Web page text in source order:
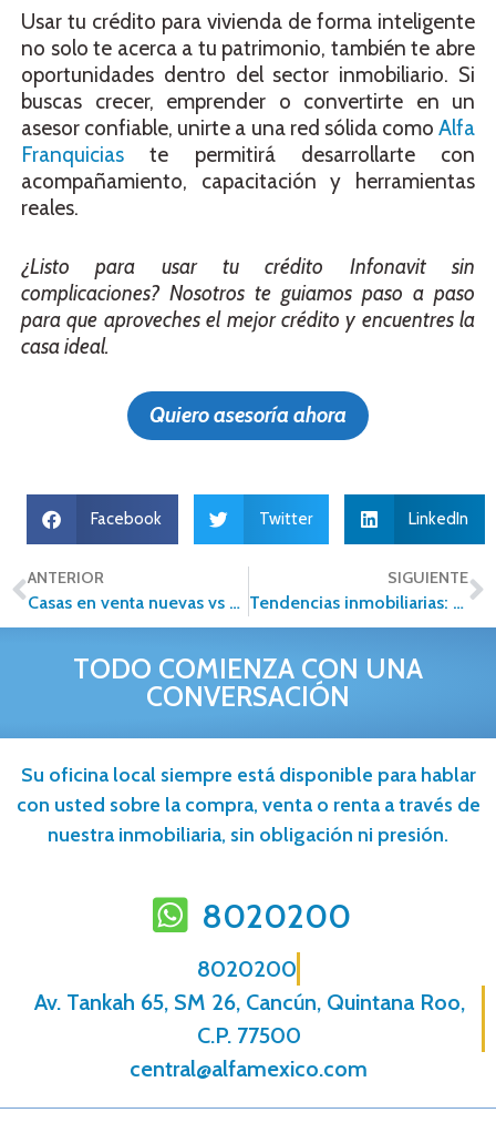
Usar tu crédito para vivienda de forma inteligente
no solo te acerca a tu patrimonio, también te abre
oportunidades dentro del sector inmobiliario. Si
buscas crecer, emprender o convertirte en un
asesor confiable, unirte a una red sólida como Alfa
Franquicias te permitirá desarrollarte con
acompañamiento, capacitación y herramientas
reales.
¿Listo para usar tu crédito Infonavit sin
complicaciones? Nosotros te guiamos paso a paso
para que aproveches el mejor crédito y encuentres la
casa ideal.
Quiero asesoría ahora
Facebook Twitter LinkedIn
ANTERIOR
Casas en venta nuevas vs usadas: cuál te conviene más
SIGUIENTE
Tendencias inmobiliarias: panorama del sector rumbo a 2026
TODO COMIENZA CON UNA
CONVERSACIÓN
Su oficina local siempre está disponible para hablar
con usted sobre la compra, venta o renta a través de
nuestra inmobiliaria, sin obligación ni presión.
8020200
8020200
Av. Tankah 65, SM 26, Cancún, Quintana Roo,
C.P. 77500
central@alfamexico.com